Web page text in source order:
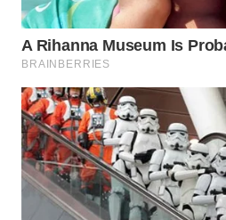
WN
KALTENG
WN
KALTARA
WN
KALSEL